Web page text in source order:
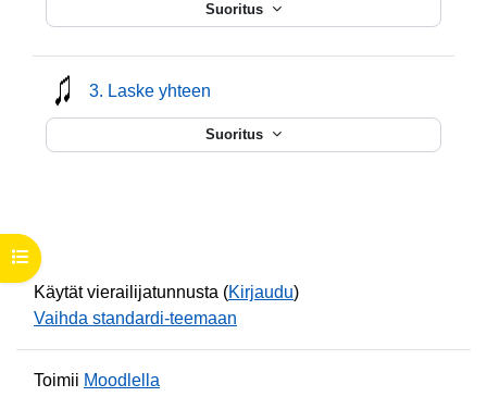
Avaa kurssisisältö
Suoritus
3. Laske yhteen
Suoritus
Käytät vierailijatunnusta (Kirjaudu)
Vaihda standardi-teemaan
Toimii Moodlella